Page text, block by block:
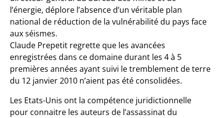
l’énergie, déplore l’absence d’un véritable plan
national de réduction de la vulnérabilité du pays face
aux séismes.
Claude Prepetit regrette que les avancées
enregistrées dans ce domaine durant les 4 à 5
premières années ayant suivi le tremblement de terre
du 12 janvier 2010 n’aient pas été consolidées.
Les Etats-Unis ont la compétence juridictionnelle
pour connaitre les auteurs de l’assassinat du